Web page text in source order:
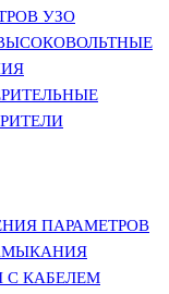
УЗО
ПАРАМЕТРОВ
С КАБЕЛЕМ